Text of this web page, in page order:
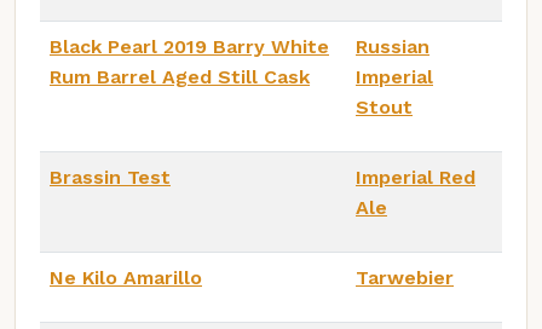
Black Pearl 2019 Barry White
Rum Barrel Aged Still Cask
Russian
Imperial
Stout
Brassin Test
Imperial Red
Ale
Ne Kilo Amarillo Tarwebier